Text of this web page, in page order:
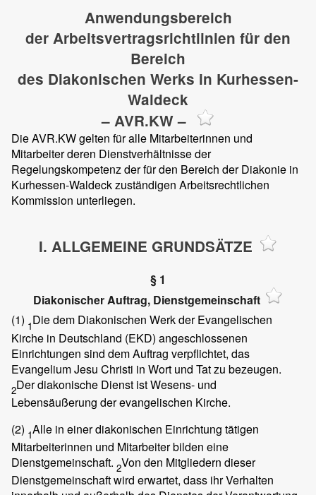
Anwendungsbereich
der Arbeitsvertragsrichtlinien für den
Bereich
des Diakonischen Werks in Kurhessen-
Waldeck
– AVR.KW –
Die AVR.KW gelten für alle Mitarbeiterinnen und
Mitarbeiter deren Dienstverhältnisse der
Regelungskompetenz der für den Bereich der Diakonie in
Kurhessen-Waldeck zuständigen Arbeitsrechtlichen
Kommission unterliegen.
I. ALLGEMEINE GRUNDSÄTZE
§ 1
Diakonischer Auftrag, Dienstgemeinschaft
(1) 1Die dem Diakonischen Werk der Evangelischen
Kirche in Deutschland (EKD) angeschlossenen
Einrichtungen sind dem Auftrag verpflichtet, das
Evangelium Jesu Christi in Wort und Tat zu bezeugen.
2Der diakonische Dienst ist Wesens- und
Lebensäußerung der evangelischen Kirche.
(2) 1Alle in einer diakonischen Einrichtung tätigen
Mitarbeiterinnen und Mitarbeiter bilden eine
Dienstgemeinschaft. 2Von den Mitgliedern dieser
Dienstgemeinschaft wird erwartet, dass ihr Verhalten